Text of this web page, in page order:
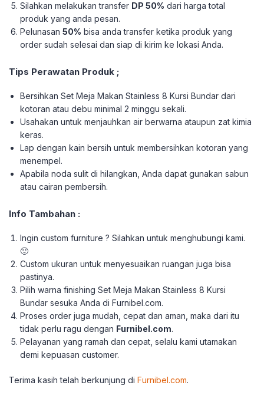
Silahkan melakukan transfer DP 50% dari harga total
produk yang anda pesan.
Pelunasan50% bisa anda transfer ketika produk yang
order sudah selesai dan siap di kirim ke lokasi Anda.
Tips Perawatan Produk ;
Bersihkan Set Meja Makan Stainless 8 Kursi Bundar dari
kotoran atau debu minimal 2 minggu sekali.
Usahakan untuk menjauhkan air berwarna ataupun zat kimia
keras.
Lap dengan kain bersih untuk membersihkan kotoran yang
menempel.
Apabila noda sulit di hilangkan, Anda dapat gunakan sabun
atau cairan pembersih.
Info Tambahan :
Ingin custom furniture ? Silahkan untuk menghubungi kami.
🙂
Custom ukuran untuk menyesuaikan ruangan juga bisa
pastinya.
Pilih warna finishing Set Meja Makan Stainless 8 Kursi
Bundar sesuka Anda di Furnibel.com.
Proses order juga mudah, cepat dan aman, maka dari itu
tidak perlu ragu dengan Furnibel.com.
Pelayanan yang ramah dan cepat, selalu kami utamakan
demi kepuasan customer.
Terima kasih telah berkunjung di Furnibel.com.